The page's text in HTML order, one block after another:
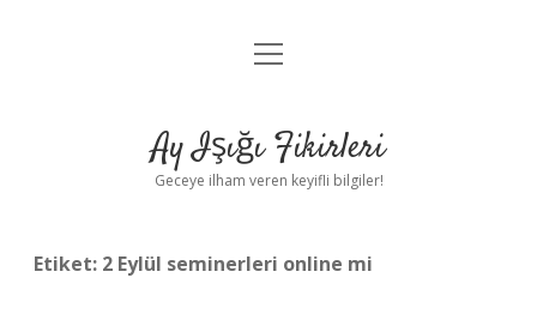
Anasayfa
Yasal Uyarı
menüyü
Ay Işığı Fikirleri
Geceye ilham veren keyifli bilgiler!
Etiket: 2 Eylül seminerleri online mi